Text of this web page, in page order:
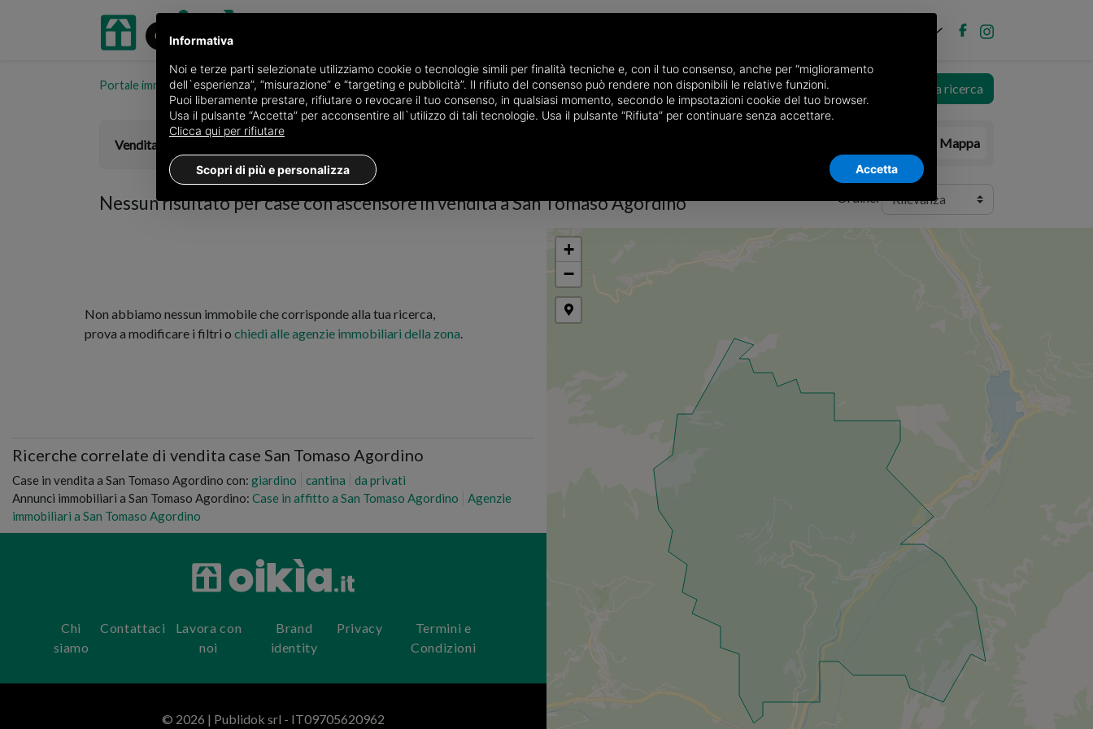
Portale immobiliare oikia.it Case in vendita in provincia di Belluno Case in vendita a San Tomaso Agordino Scegli la zona Salva ricerca
Vendita Mappa
Nessun risultato percase con ascensore in vendita a San Tomaso Agordino Ordine:
Non abbiamo nessun immobile che corrisponde alla tua ricerca,
prova a modificare i filtri o chiedi alle agenzie immobiliari della zona.
Ricerche correlate di vendita case San Tomaso Agordino
Case in vendita a San Tomaso Agordino con: giardino cantina
da privati
Annunci immobiliari a San Tomaso Agordino: Case in affitto a San Tomaso Agordino
Agenzie
immobiliari a San Tomaso Agordino
Chi
siamo
Contattaci
Lavora con
noi
Brand
identity
Privacy
Termini e
Condizioni
© 2026 | Publidok srl - IT09705620962
+
−
Informativa
Noi e terze parti selezionate utilizziamo cookie o tecnologie simili per finalità tecniche e, con il tuo consenso, anche per “miglioramento
dell`esperienza”, “misurazione” e “targeting e pubblicità”. Il rifiuto del consenso può rendere non disponibili le relative funzioni.
Puoi liberamente prestare, rifiutare o revocare il tuo consenso, in qualsiasi momento, secondo le impsotazioni cookie del tuo browser.
Usa il pulsante “Accetta” per acconsentire all`utilizzo di tali tecnologie. Usa il pulsante “Rifiuta” per continuare senza accettare.
Clicca qui per rifiutare
Scopri di più e personalizza Accetta